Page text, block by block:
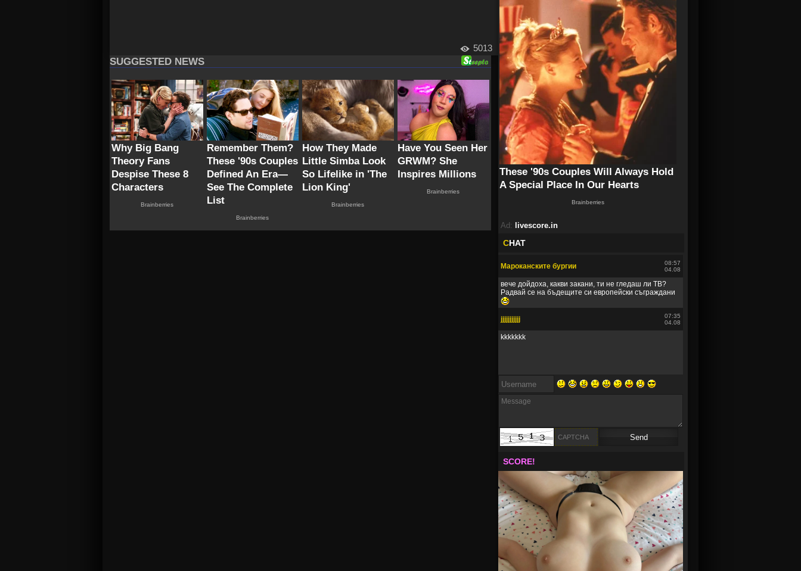
5013
Ad: livescore.in
CHAT
Мароканските бургии
08:57
04.08
вече дойдоха, какви закани, ти не гледаш ли ТВ?
Радвай се на бъдещите си европейски съграждани
jjjjjjjjjjj
07:35
04.08
kkkkkkk
SCORE!